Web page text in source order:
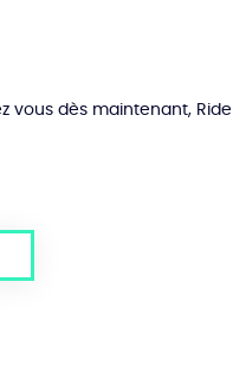
vous dès maintenant, Ride